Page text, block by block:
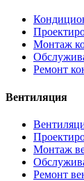
Монтаж
Ремонт
Вентиляция
Монтаж
Ремонт